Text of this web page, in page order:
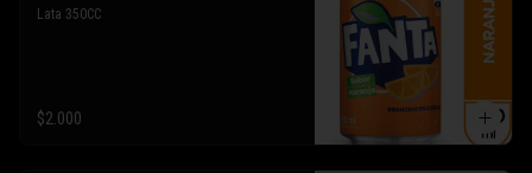
Lata 350CC
$2.000